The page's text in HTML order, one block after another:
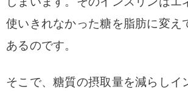
使いきれなかった糖を脂肪に変え
あるのです。
そこで、糖質の摂取量を減らしイ